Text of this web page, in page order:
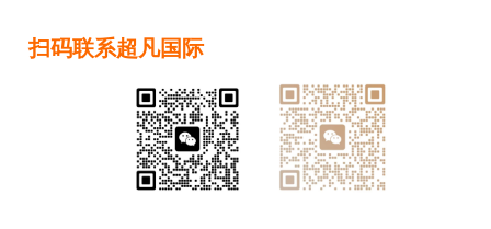
扫码联系超凡国际